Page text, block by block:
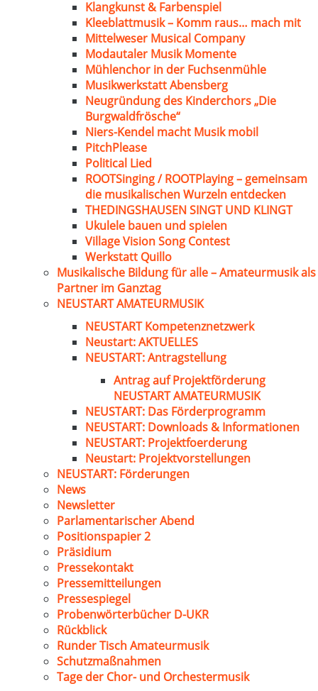
Klangkunst & Farbenspiel
Kleeblattmusik – Komm raus… mach mit
Mittelweser Musical Company
Modautaler Musik Momente
Mühlenchor in der Fuchsenmühle
Musikwerkstatt Abensberg
Neugründung des Kinderchors „Die
Burgwaldfrösche“
Niers-Kendel macht Musik mobil
PitchPlease
Political Lied
ROOTSinging / ROOTPlaying – gemeinsam
die musikalischen Wurzeln entdecken
THEDINGSHAUSEN SINGT UND KLINGT
Ukulele bauen und spielen
Village Vision Song Contest
Werkstatt Quillo
Musikalische Bildung für alle – Amateurmusik als
Partner im Ganztag
NEUSTART AMATEURMUSIK
NEUSTART Kompetenznetzwerk
Neustart: AKTUELLES
NEUSTART: Antragstellung
Antrag auf Projektförderung
NEUSTART AMATEURMUSIK
NEUSTART: Das Förderprogramm
NEUSTART: Downloads & Informationen
NEUSTART: Projektfoerderung
Neustart: Projektvorstellungen
NEUSTART: Förderungen
News
Newsletter
Parlamentarischer Abend
Positionspapier 2
Präsidium
Pressekontakt
Pressemitteilungen
Pressespiegel
Probenwörterbücher D-UKR
Rückblick
Runder Tisch Amateurmusik
Schutzmaßnahmen
Tage der Chor- und Orchestermusik